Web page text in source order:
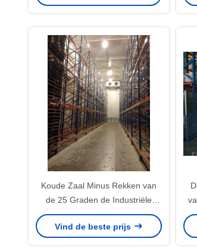
Koude Zaal Minus Rekken van
de 25 Graden de Industriële
Pallet, Palletgrootte 1200 X
1000mm
Vind de beste prijs